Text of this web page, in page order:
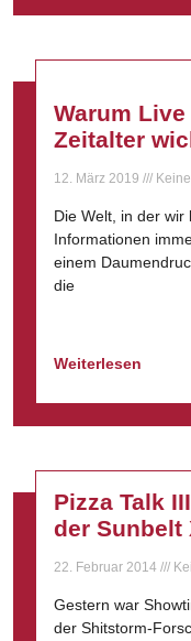
Warum
Zeitalter
12. März 2019
Die Welt, in der
Informationen
einem
die
Weiterlesen
Pizza Talk
der Sunbelt
22. Februar 2014
Gestern war
der Shitstorm-